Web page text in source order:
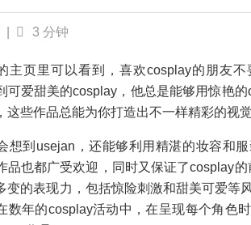
3 分钟
主页里可以看到，喜欢cosplay的朋友
可爱甜美的cosplay，他总是能够用惊艳
这些作品总能为你打造出不一样精彩的视觉
想到usejan，还能够利用精湛的妆容和
品也都广受欢迎，同时又保证了cosplay
变的表现力，包括惊险刺激和甜美可爱等
数年的cosplay活动中，在呈现每个角色